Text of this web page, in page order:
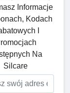
Informacje
Kodach
I
Na
Silcare